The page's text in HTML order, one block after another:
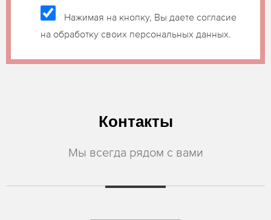
Нажимая на кнопку, Вы даете согласие
на обработку своих персональных данных.
Контакты
Мы всегда рядом с вами